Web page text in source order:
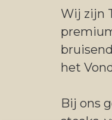
Wij zijn
het
Bij ons